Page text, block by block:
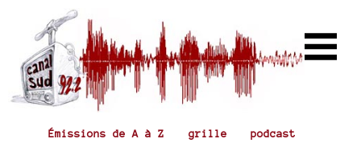
Émissions de A à Z grille podcast